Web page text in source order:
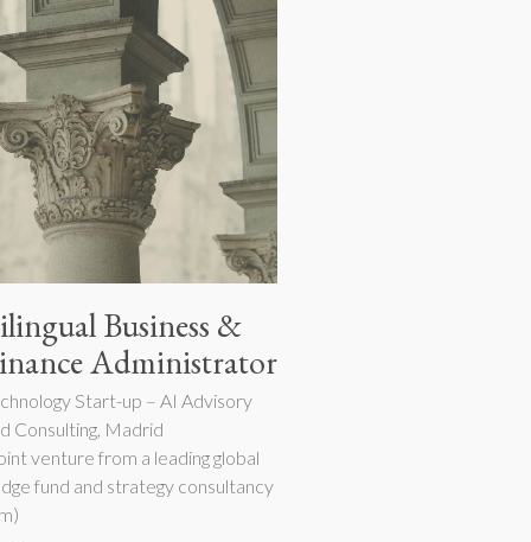
Business &
Administrator
Start-up – AI Advisory
Consulting, Madrid
venture from a leading global
fund and strategy consultancy